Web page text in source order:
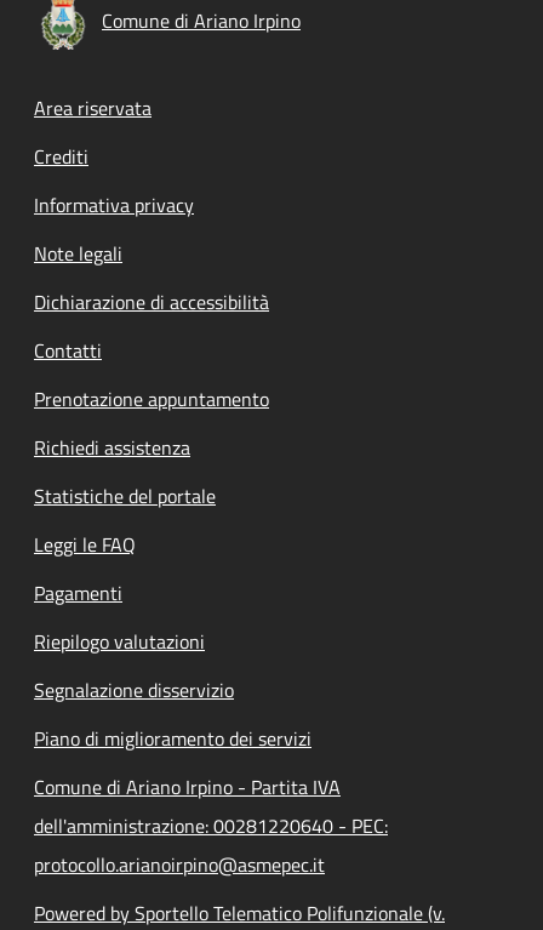
Comune di Ariano Irpino
Footer menu
Area riservata
Crediti
Informativa privacy
Note legali
Dichiarazione di accessibilità
Contatti
Prenotazione appuntamento
Richiedi assistenza
Statistiche del portale
Leggi le FAQ
Pagamenti
Riepilogo valutazioni
Segnalazione disservizio
Piano di miglioramento dei servizi
Comune di Ariano Irpino - Partita IVA
dell'amministrazione: 00281220640 - PEC:
protocollo.arianoirpino@asmepec.it
Powered by Sportello Telematico Polifunzionale (v.